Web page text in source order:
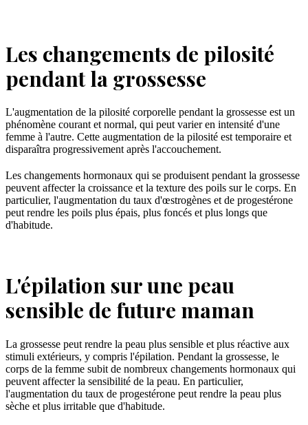
Les changements de pilosité
pendant la grossesse
L'augmentation de la pilosité corporelle pendant la grossesse est un
phénomène courant et normal, qui peut varier en intensité d'une
femme à l'autre. Cette augmentation de la pilosité est temporaire et
disparaîtra progressivement après l'accouchement.
Les changements hormonaux qui se produisent pendant la grossesse
peuvent affecter la croissance et la texture des poils sur le corps. En
particulier, l'augmentation du taux d'œstrogènes et de progestérone
peut rendre les poils plus épais, plus foncés et plus longs que
d'habitude.
L'épilation sur une peau
sensible de future maman
La grossesse peut rendre la peau plus sensible et plus réactive aux
stimuli extérieurs, y compris l'épilation. Pendant la grossesse, le
corps de la femme subit de nombreux changements hormonaux qui
peuvent affecter la sensibilité de la peau. En particulier,
l'augmentation du taux de progestérone peut rendre la peau plus
sèche et plus irritable que d'habitude.